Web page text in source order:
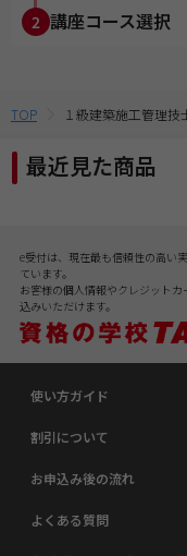
2 講座コース選択
TOP １級建築施工管理技
最近見た商品
e受付は、現在最も信頼性の高い
ています。
お客様の個人情報やクレジット
込みいただけます。
使い方ガイド
割引について
お申込み後の流れ
よくある質問